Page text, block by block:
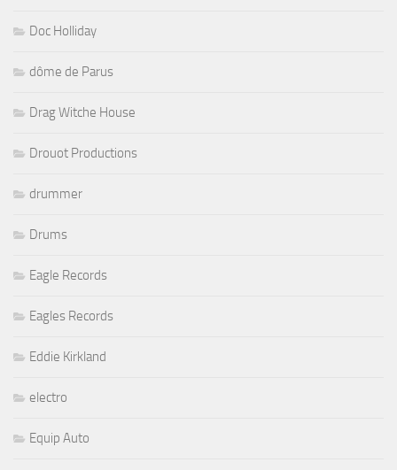
Doc Holliday
dôme de Parus
Drag Witche House
Drouot Productions
drummer
Drums
Eagle Records
Eagles Records
Eddie Kirkland
electro
Equip Auto